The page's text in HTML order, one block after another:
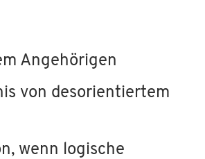
Angehörigen
von desorientiertem
wenn logische